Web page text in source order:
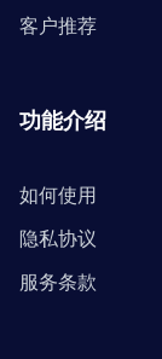
客户推荐
功能介绍
如何使用
隐私协议
服务条款